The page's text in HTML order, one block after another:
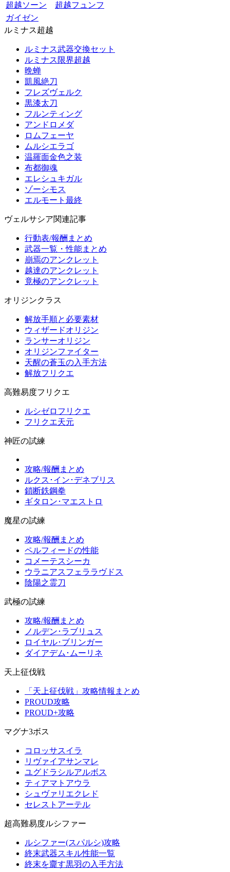
超越ソーン
超越フュンフ
ガイゼン
ルミナス超越
ルミナス武器交換セット
ルミナス限界超越
晩蝉
凱風絶刀
フレズヴェルク
黒漆太刀
フルンティング
アンドロメダ
ロムフェーヤ
ムルシエラゴ
温羅面金色之装
布都御魂
エレシュキガル
ゾーシモス
エルモート最終
ヴェルサシア関連記事
行動表/報酬まとめ
武器一覧・性能まとめ
崩焉のアンクレット
越達のアンクレット
竟極のアンクレット
オリジンクラス
解放手順と必要素材
ウィザードオリジン
ランサーオリジン
オリジンファイター
天醒の蒼玉の入手方法
解放フリクエ
高難易度フリクエ
ルシゼロフリクエ
フリクエ天元
神匠の試練
攻略/報酬まとめ
ルクス･イン･デネブリス
鎖断鉄鋼拳
ギタロン･マエストロ
魔星の試練
攻略/報酬まとめ
ペルフィードの性能
コメーテスシーカ
ウラニアスフェララヴドス
陰陽之霊刀
武極の試練
攻略/報酬まとめ
ノルデン･ラブリュス
ロイヤル･ブリンガー
ダイアデム･ムーリネ
天上征伐戦
「天上征伐戦」攻略情報まとめ
PROUD攻略
PROUD+攻略
マグナ3ボス
コロッサスイラ
リヴァイアサンマレ
ユグドラシルアルボス
ティアマトアウラ
シュヴァリエクレド
セレストアーテル
超高難易度ルシファー
ルシファー(スパルシ)攻略
終末武器スキル性能一覧
終末を齎す黒羽の入手方法